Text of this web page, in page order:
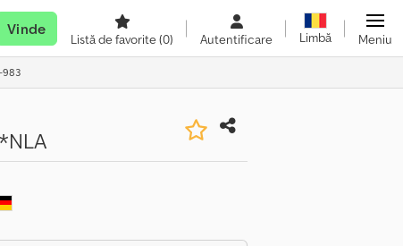
Vinde
Listă de favorite(0) Autentificare Limbă Meniu
983